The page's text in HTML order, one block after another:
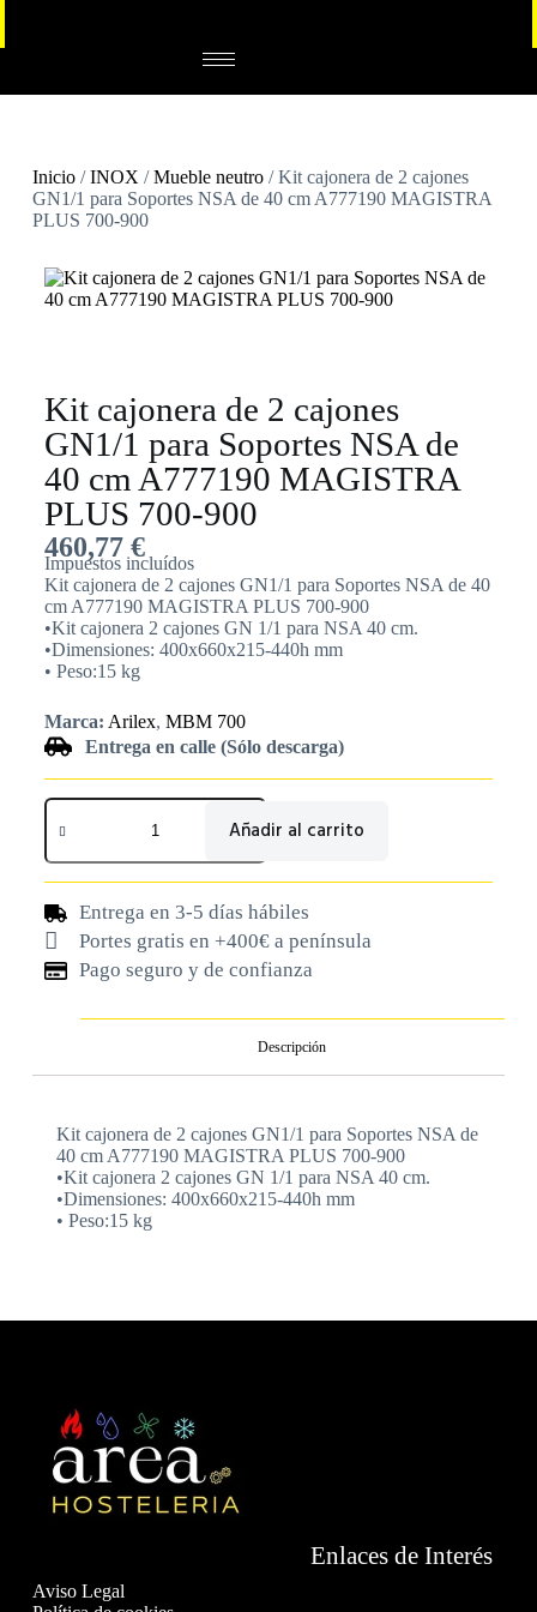
Inicio/INOX /Mueble neutro/ Kit cajonera de 2 cajones
GN1/1 para Soportes NSA de 40 cm A777190 MAGISTRA
PLUS 700-900
Kit cajonera de 2 cajones
GN1/1 para Soportes NSA de
40 cm A777190 MAGISTRA
PLUS 700-900
460,77 €
Impuestos incluídos
Kit cajonera de 2 cajones GN1/1 para Soportes NSA de 40
cm A777190 MAGISTRA PLUS 700-900
•Kit cajonera 2 cajones GN 1/1 para NSA 40 cm.
•Dimensiones: 400x660x215-440h mm
• Peso:15 kg
Marca: Arilex, MBM 700
Entrega en calle (Sólo descarga)
Añadir al carrito
Entrega en 3-5 días hábiles
Portes gratis en +400€ a península
Pago seguro y de confianza
Descripción
Kit cajonera de 2 cajones GN1/1 para Soportes NSA de
40 cm A777190 MAGISTRA PLUS 700-900
•Kit cajonera 2 cajones GN 1/1 para NSA 40 cm.
•Dimensiones: 400x660x215-440h mm
• Peso:15 kg
Enlaces de Interés
Aviso Legal